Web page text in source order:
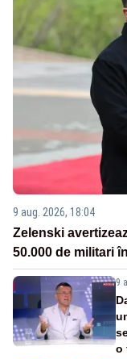
9 aug. 2026, 18:04
Zelenski
50.000 de militari
9
o